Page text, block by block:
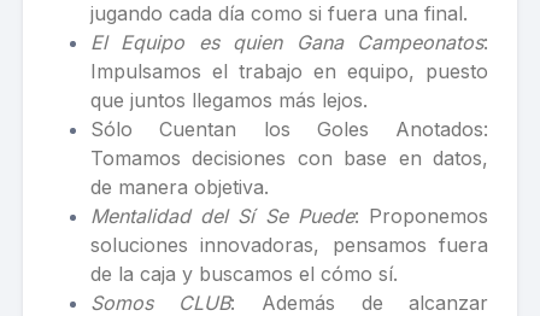
jugando cada día como si fuera una final.
El Equipo es quien Gana Campeonatos:
Impulsamos el trabajo en equipo, puesto
que juntos llegamos más lejos.
Sólo Cuentan los Goles Anotados:
Tomamos decisiones con base en datos,
de manera objetiva.
Mentalidad del Sí Se Puede: Proponemos
soluciones innovadoras, pensamos fuera
de la caja y buscamos el cómo sí.
Somos CLUB: Además de alcanzar